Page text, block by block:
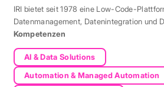
IRI bietet seit 1978 eine Low-Code-
Datenmanagement, Datenintegration und
produktive Datenbestände weltweit.
Kompetenzen
AI & Data Solutions
Automation & Managed Automation